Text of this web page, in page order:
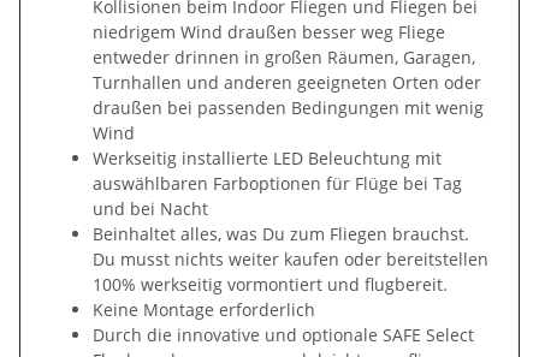
Kollisionen beim Indoor Fliegen und Fliegen bei
niedrigem Wind draußen besser weg Fliege
entweder drinnen in großen Räumen, Garagen,
Turnhallen und anderen geeigneten Orten oder
draußen bei passenden Bedingungen mit wenig
Wind
Werkseitig installierte LED Beleuchtung mit
auswählbaren Farboptionen für Flüge bei Tag
und bei Nacht
Beinhaltet alles, was Du zum Fliegen brauchst.
Du musst nichts weiter kaufen oder bereitstellen
100% werkseitig vormontiert und flugbereit.
Keine Montage erforderlich
Durch die innovative und optionale SAFE Select